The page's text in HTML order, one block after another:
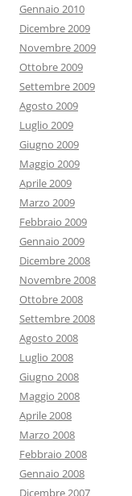
Gennaio 2010
Dicembre 2009
Novembre 2009
Ottobre 2009
Settembre 2009
Agosto 2009
Luglio 2009
Giugno 2009
Maggio 2009
Aprile 2009
Marzo 2009
Febbraio 2009
Gennaio 2009
Dicembre 2008
Novembre 2008
Ottobre 2008
Settembre 2008
Agosto 2008
Luglio 2008
Giugno 2008
Maggio 2008
Aprile 2008
Marzo 2008
Febbraio 2008
Gennaio 2008